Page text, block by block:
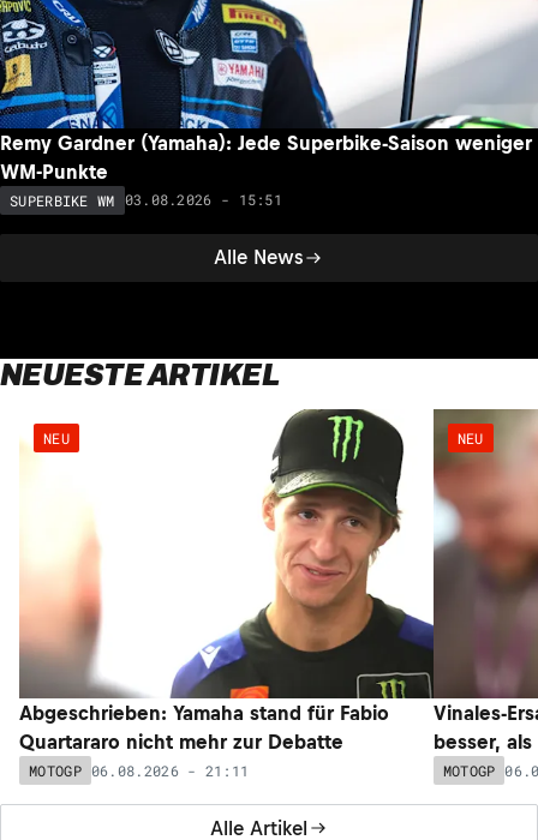
Alle News
Remy Gardner (Yamaha): Jede Superbike-Saison weniger
WM-Punkte
SUPERBIKE WM 03.08.2026 - 15:51
NEUESTE ARTIKEL
Alle Artikel
NEU
Abgeschrieben: Yamaha stand für Fabio
Quartararo nicht mehr zur Debatte
MOTOGP 06.08.2026 - 21:11
NEU
Vinales-
besser,
MOTOGP